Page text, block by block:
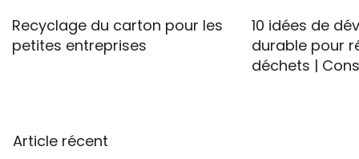
Recyclage du carton pour les
petites entreprises
10 idées de
durable pour
déchets |
Article récent